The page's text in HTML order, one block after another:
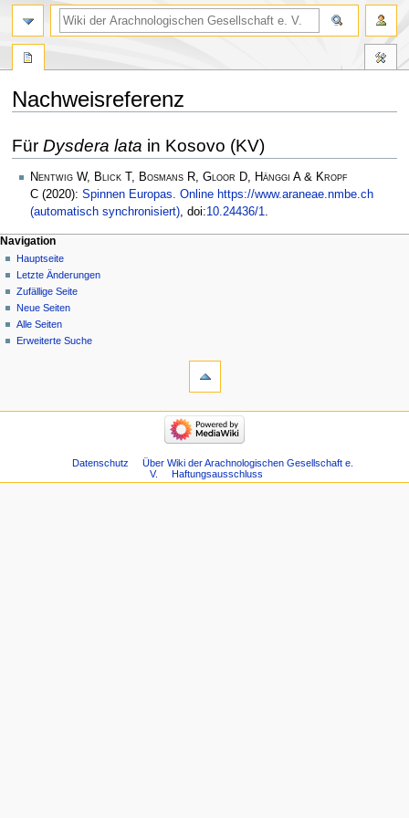
Nachweisreferenz
Navigation
springen
Suche
springen
Für Dysdera lata in Kosovo (KV)
Nentwig W, Blick T, Bosmans R, Gloor D, Hänggi A & Kropf
C (2020): Spinnen Europas. Online https://www.araneae.nmbe.ch
(automatisch synchronisiert), doi:10.24436/1.
Navigation
Hauptseite
Letzte Änderungen
Zufällige Seite
Neue Seiten
Alle Seiten
Erweiterte Suche
Datenschutz
Über Wiki der Arachnologischen Gesellschaft e.
V.
Haftungsausschluss